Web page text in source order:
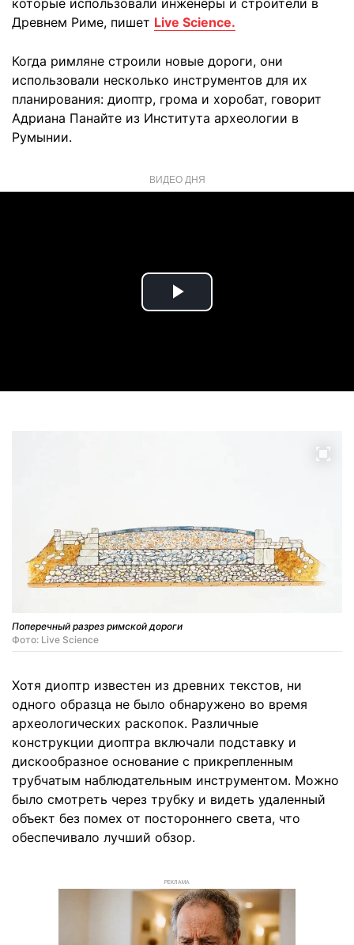
которые использовали инженеры и строители в
Древнем Риме, пишет Live Science.
Когда римляне строили новые дороги, они
использовали несколько инструментов для их
планирования: диоптр, грома и хоробат, говорит
Адриана Панайте из Института археологии в
Румынии.
ВИДЕО ДНЯ
Play
Поперечный разрез римской дороги
Фото: Live Science
Хотя диоптр известен из древних текстов, ни
одного образца не было обнаружено во время
археологических раскопок. Различные
конструкции диоптра включали подставку и
дискообразное основание с прикрепленным
трубчатым наблюдательным инструментом. Можно
было смотреть через трубку и видеть удаленный
объект без помех от постороннего света, что
обеспечивало лучший обзор.
РЕКЛАМА